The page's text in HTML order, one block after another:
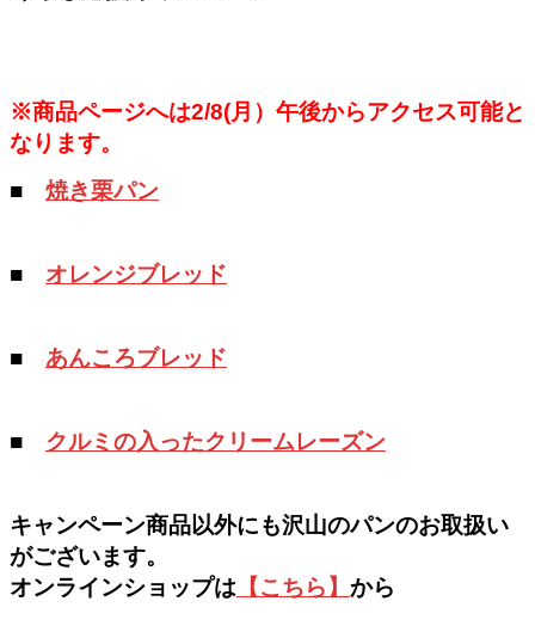
※商品ページへは2/8(月）午後からアクセス可能と
なります。
■ 焼き栗パン
■ オレンジブレッド
■ あんころブレッド
■ クルミの入ったクリームレーズン
キャンペーン商品以外にも沢山のパンのお取扱い
がございます。
オンラインショップは 【こちら】 から